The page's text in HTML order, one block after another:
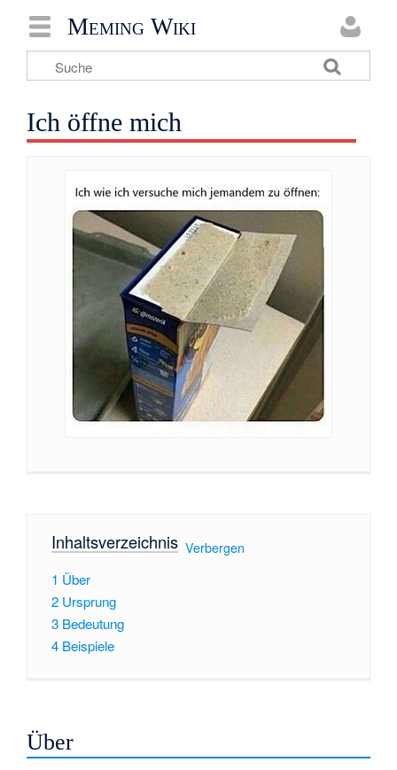
Meming Wiki
Ich öffne mich
Inhaltsverzeichnis[ Verbergen
1 Über
2 Ursprung
3 Bedeutung
4 Beispiele
Über